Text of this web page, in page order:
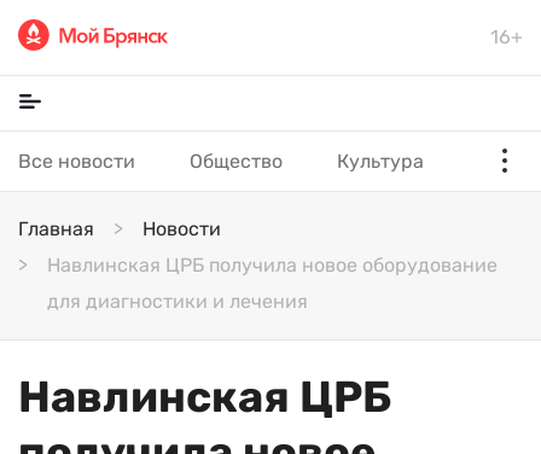
16+
Все новости Общество Культура
Главная
Новости
Навлинская ЦРБ получила новое оборудование
для диагностики и лечения
Навлинская ЦРБ